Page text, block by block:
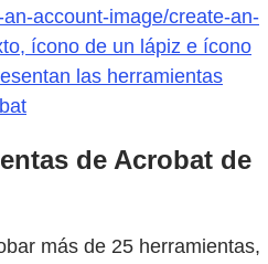
account-image/create-an-
ícono de un lápiz e ícono
las herramientas
de Acrobat de
más de 25 herramientas,